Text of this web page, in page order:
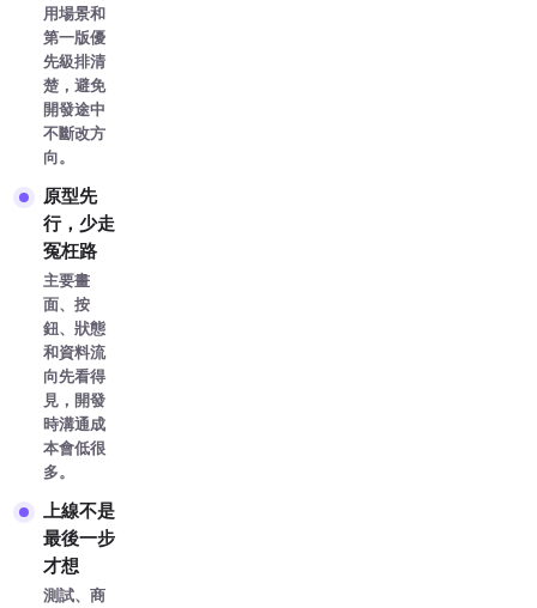
用場景和
第一版優
先級排清
楚，避免
開發途中
不斷改方
向。
原型先
行，少走
冤枉路
主要畫
面、按
鈕、狀態
和資料流
向先看得
見，開發
時溝通成
本會低很
多。
上線不是
最後一步
才想
測試、商